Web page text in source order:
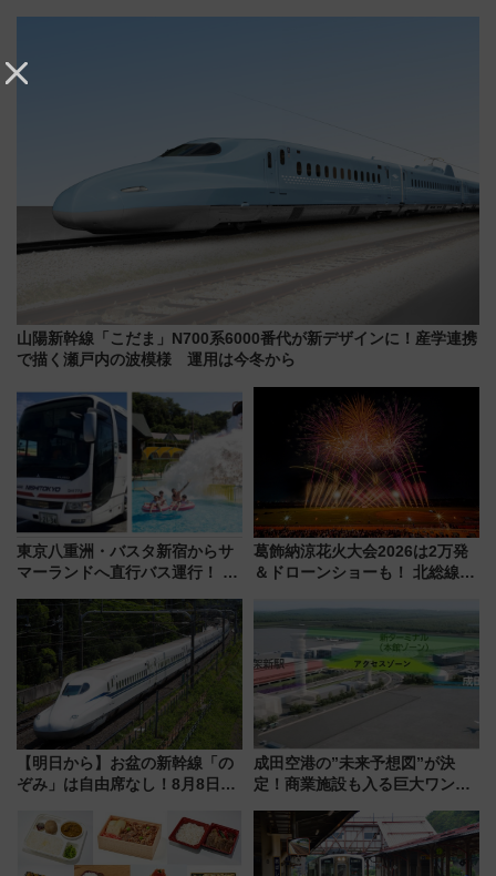
しめるプランが登場
山陽新幹線「こだま」N700系6000番代が新デザインに！産学連携
で描く瀬戸内の波模様 運用は今冬から
東京八重洲・バスタ新宿からサ
マーランドへ直行バス運行！ お
推し活を楽しもう！（2026年
8/1～31）
葛飾納涼花火大会2026は2万発
＆ドローンショーも！ 北総線を
車、観覧スポット情報と周辺観
光まとめ（7/28開催）
【明日から】お盆の新幹線「の
ぞみ」は自由席なし！8月8日午
せば空きが見つかることも 混
雑避ける「空席」探しのコツ
成田空港の”未来予想図”が決
定！商業施設も入る巨大ワンタ
で新型特急が品川･羽田とを結
ぶ！ JR空港駅は2面3線化！